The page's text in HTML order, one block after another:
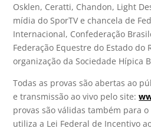
Osklen, Ceratti, Chandon, Light
mídia do SporTV e chancela de
Internacional, Confederação
Federação Equestre do Estado do
organização da Sociedade Hípica
Todas as provas são abertas ao
e transmissão ao vivo pelo site:
provas são válidas também para o
utiliza a Lei Federal de Incentivo